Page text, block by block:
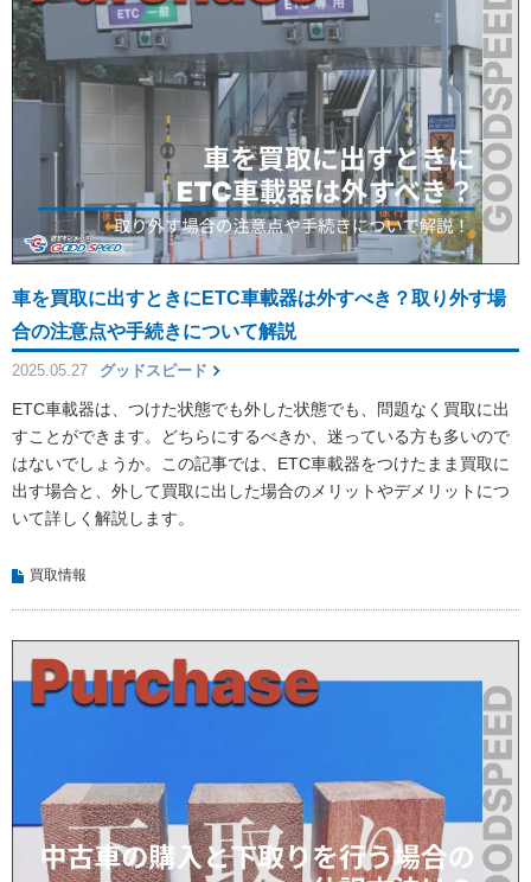
車を買取に出すときにETC車載器は外すべき？取り外す場
合の注意点や手続きについて解説
2025.05.27 グッドスピード
ETC車載器は、つけた状態でも外した状態でも、問題なく買取に出
すことができます。どちらにするべきか、迷っている方も多いので
はないでしょうか。この記事では、ETC車載器をつけたまま買取に
出す場合と、外して買取に出した場合のメリットやデメリットにつ
いて詳しく解説します。
買取情報